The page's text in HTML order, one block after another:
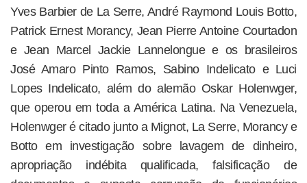
Yves Barbier de La Serre, André Raymond Louis Botto,
Patrick Ernest Morancy, Jean Pierre Antoine Courtadon
e Jean Marcel Jackie Lannelongue e os brasileiros
José Amaro Pinto Ramos, Sabino Indelicato e Luci
Lopes Indelicato, além do alemão Oskar Holenwger,
que operou em toda a América Latina. Na Venezuela,
Holenwger é citado junto a Mignot, La Serre, Morancy e
Botto em investigação sobre lavagem de dinheiro,
apropriação indébita qualificada, falsificação de